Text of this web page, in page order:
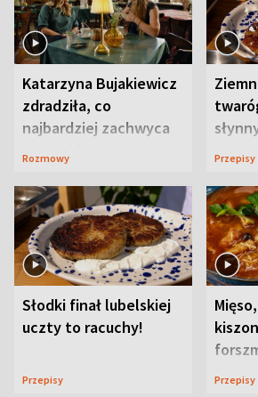
Katarzyna Bujakiewicz
zdradziła, co
najbardziej zachwyca
ją w Lublinie
Rozmowy Przepisy
Słodki finał lubelskiej
uczty to racuchy!
Przepisy
uczta
Przepisy